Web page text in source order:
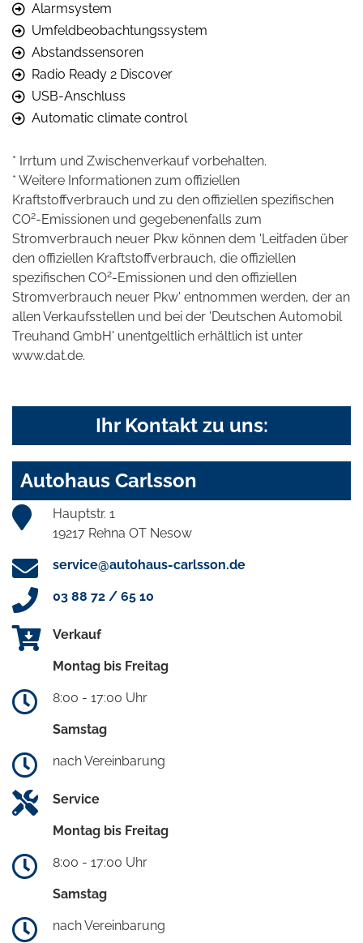
Alarmsystem
Umfeldbeobachtungssystem
Abstandssensoren
Radio Ready 2 Discover
USB-Anschluss
Automatic climate control
* Irrtum und Zwischenverkauf vorbehalten.
* Weitere Informationen zum offiziellen
Kraftstoffverbrauch und zu den offiziellen spezifischen
CO2-Emissionen und gegebenenfalls zum
Stromverbrauch neuer Pkw können dem 'Leitfaden über
den offiziellen Kraftstoffverbrauch, die offiziellen
spezifischen CO2-Emissionen und den offiziellen
Stromverbrauch neuer Pkw' entnommen werden, der an
allen Verkaufsstellen und bei der 'Deutschen Automobil
Treuhand GmbH' unentgeltlich erhältlich ist unter
www.dat.de.
Ihr Kontakt zu uns:
Autohaus Carlsson
Hauptstr. 1
19217 Rehna OT Nesow
service@autohaus-carlsson.de
03 88 72 / 65 10
Verkauf
Montag bis Freitag
8:00 - 17:00 Uhr
Samstag
nach Vereinbarung
Service
Montag bis Freitag
8:00 - 17:00 Uhr
Samstag
nach Vereinbarung